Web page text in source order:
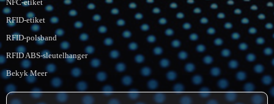
NFC-etiket
RFID-etiket
RFID-polsband
RFID ABS-sleutelhanger
Bekyk Meer